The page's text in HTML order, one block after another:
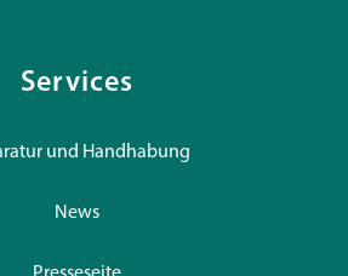
Services
und Handhabung
News